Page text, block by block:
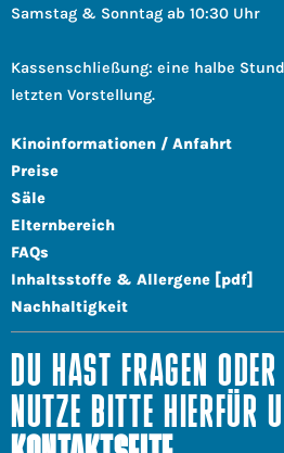
Samstag & Sonntag ab 10:30 Uhr
Kassenschließung: eine halbe
letzten Vorstellung.
Kinoinformationen / Anfahrt
Preise
Säle
Elternbereich
FAQs
Inhaltsstoffe & Allergene [pdf]
Nachhaltigkeit
DU HAST FRAGEN
NUTZE BITTE HIERFÜR